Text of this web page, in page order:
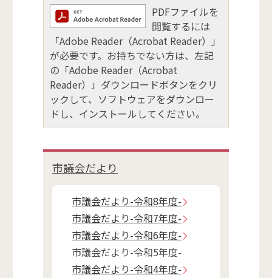
PDFファイルを
閲覧するには
「Adobe Reader（Acrobat Reader）」
が必要です。お持ちでない方は、左記
の「Adobe Reader（Acrobat
Reader）」ダウンロードボタンをクリ
ックして、ソフトウェアをダウンロー
ドし、インストールしてください。
市議会だより
市議会だより-令和8年度-
市議会だより-令和7年度-
市議会だより-令和6年度-
市議会だより-令和5年度-
市議会だより-令和4年度-